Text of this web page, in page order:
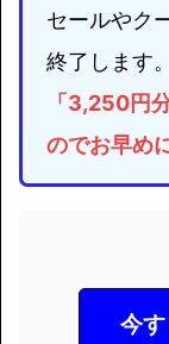
セールやク
終了します
「3,250円
のでお早め
今